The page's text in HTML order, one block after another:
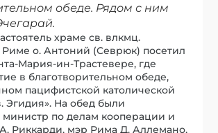
обеде. Рядом с ним
храме св. влкмц.
о. Антоний (Севрюк) посетил
Мария-ин-Трастевере, где
в благотворительном обеде,
пацифистской католической
Эгидия». На обед были
по делам кооперации и
Риккарди, мэр Рима Д. Аллемано,